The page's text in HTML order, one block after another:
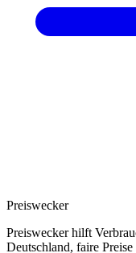
Preiswecker
Preiswecker hilft
Deutschland, faire